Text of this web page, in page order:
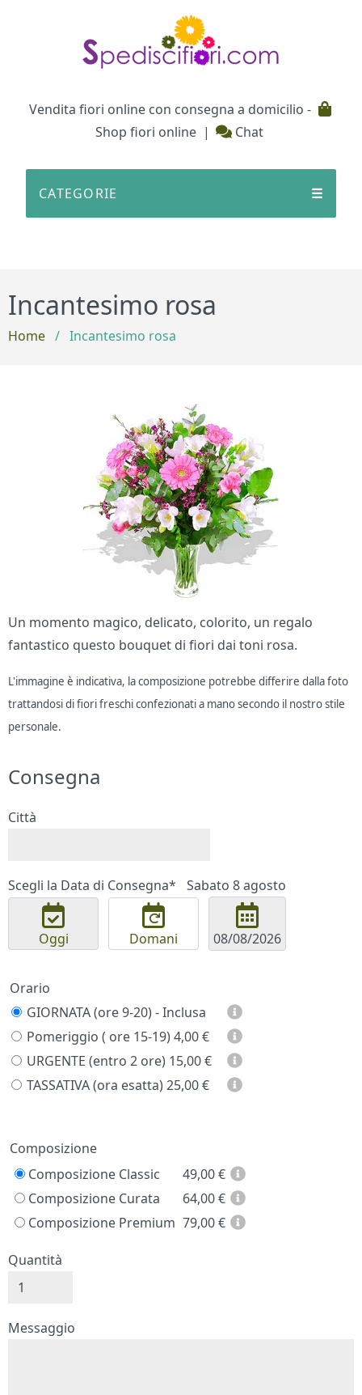
Vendita fiori online con consegna a domicilio -
Shop fiori online | Chat
CATEGORIE ☰
Incantesimo rosa
Home / Incantesimo rosa
Un momento magico, delicato, colorito, un regalo
fantastico questo bouquet di fiori dai toni rosa.
L'immagine è indicativa, la composizione potrebbe differire dalla foto
trattandosi di fiori freschi confezionati a mano secondo il nostro stile
personale.
Consegna
Città
Scegli la Data di Consegna* Sabato 8 agosto
Oggi Domani
Orario
GIORNATA (ore 9-20) - Inclusa
Pomeriggio ( ore 15-19) 4,00 €
URGENTE (entro 2 ore) 15,00 €
TASSATIVA (ora esatta) 25,00 €
Prezzo
Composizione
Composizione Classic
49,00€
Composizione Curata
64,00€
Composizione Premium 79,00€
Quantità
Messaggio e firma
Messaggio